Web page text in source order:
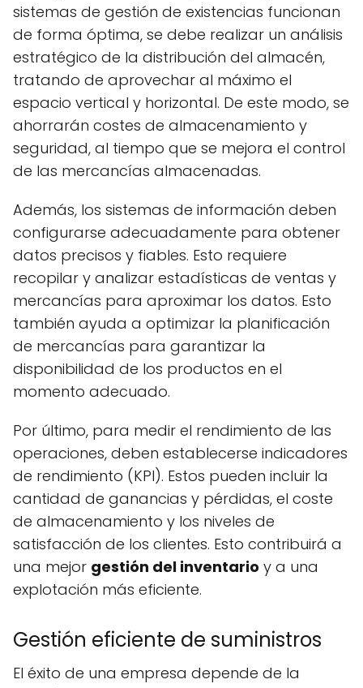
sistemas de gestión de existencias funcionan
de forma óptima, se debe realizar un análisis
estratégico de la distribución del almacén,
tratando de aprovechar al máximo el
espacio vertical y horizontal. De este modo, se
ahorrarán costes de almacenamiento y
seguridad, al tiempo que se mejora el control
de las mercancías almacenadas.
Además, los sistemas de información deben
configurarse adecuadamente para obtener
datos precisos y fiables. Esto requiere
recopilar y analizar estadísticas de ventas y
mercancías para aproximar los datos. Esto
también ayuda a optimizar la planificación
de mercancías para garantizar la
disponibilidad de los productos en el
momento adecuado.
Por último, para medir el rendimiento de las
operaciones, deben establecerse indicadores
de rendimiento (KPI). Estos pueden incluir la
cantidad de ganancias y pérdidas, el coste
de almacenamiento y los niveles de
satisfacción de los clientes. Esto contribuirá a
una mejor gestión del inventario y a una
explotación más eficiente.
Gestión eficiente de suministros
El éxito de una empresa depende de la